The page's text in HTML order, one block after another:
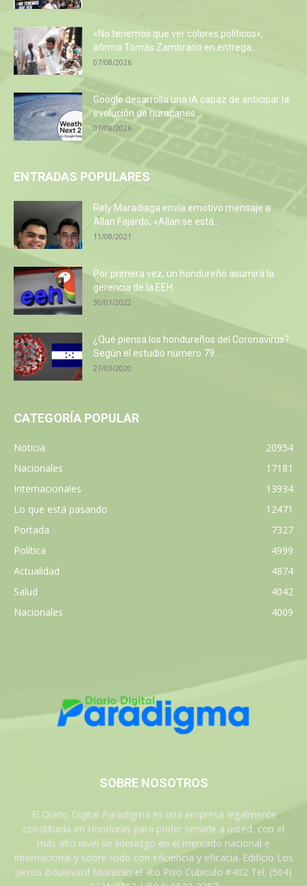
«No tenemos que ver colores políticos»,
afirma Tomás Zambrano en entrega...
07/08/2026
Google desarrolla una IA capaz de anticipar la
evolución de huracanes...
07/08/2026
ENTRADAS POPULARES
Rely Maradiaga envía emotivo mensaje a
Allan Fajardo, «Allan se está...
11/08/2021
Por primera vez, un hondureño asumirá la
gerencia de la EEH
30/01/2022
¿Qué piensa los hondureños del Coronavirus?
Según el estudio número 79...
27/03/2020
CATEGORÍA POPULAR
Noticia
20954
Nacionales
17181
Internacionales
13934
Lo que está pasando
12471
Portada
7327
Política
4999
Actualidad
4874
Salud
4042
Nacionales
4009
SOBRE NOSOTROS
El Diario Digital Paradigma es una empresa legalmente
constituida en Honduras para poder servirle a usted, con el
más alto nivel de liderazgo en el mercado nacional e
internacional y sobre todo con eficiencia y eficacia. Edificio Los
Jarros Boulevard Morazan el 4to Piso Cubiculo #402 Tel: (504)